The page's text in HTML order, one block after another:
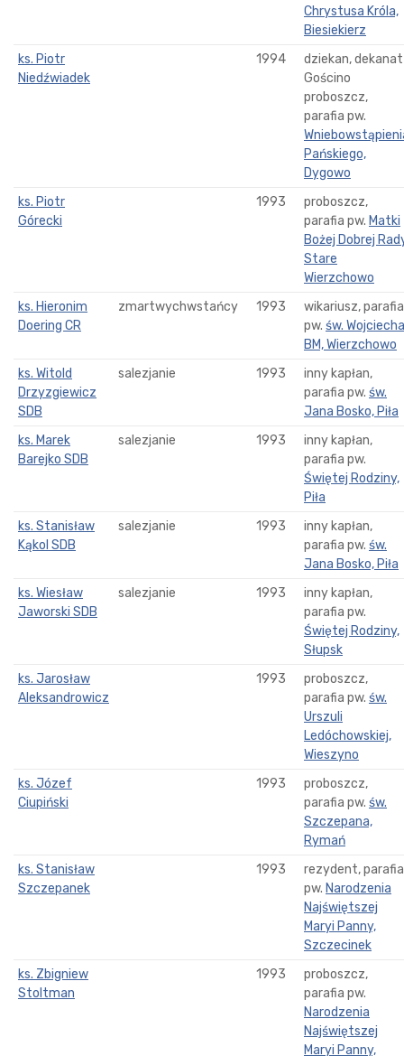
Chrystusa Króla,
Biesiekierz
ks. Piotr
Niedźwiadek
1994
dziekan, dekanat
Gościno
proboszcz,
parafia pw.
Pańskiego,
Dygowo
ks. Piotr
Górecki
1993
proboszcz,
parafia pw. Matki
Bożej Dobrej
Stare
Wierzchowo
ks. Hieronim
Doering CR
zmartwychwstańcy 1993
wikariusz, parafia
pw. św. Wojciecha
BM, Wierzchowo
ks. Witold
Drzyzgiewicz
SDB
salezjanie 1993
inny kapłan,
parafia pw. św.
Jana Bosko, Piła
ks. Marek
Barejko SDB
salezjanie 1993
inny kapłan,
parafia pw.
Świętej Rodziny,
Piła
ks. Stanisław
Kąkol SDB
salezjanie 1993
inny kapłan,
parafia pw. św.
Jana Bosko, Piła
ks. Wiesław
Jaworski SDB
salezjanie 1993
inny kapłan,
parafia pw.
Świętej Rodziny,
Słupsk
ks. Jarosław
Aleksandrowicz
1993
proboszcz,
parafia pw. św.
Urszuli
Ledóchowskiej,
Wieszyno
ks. Józef
Ciupiński
1993
proboszcz,
parafia pw. św.
Szczepana,
Rymań
ks. Stanisław
Szczepanek
1993
rezydent, parafia
pw. Narodzenia
Najświętszej
Maryi Panny,
Szczecinek
ks. Zbigniew
Stoltman
1993
proboszcz,
parafia pw.
Narodzenia
Najświętszej
Maryi Panny,